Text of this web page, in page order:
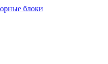
блоки